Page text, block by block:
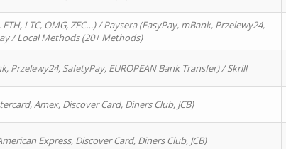
LTC, OMG, ZEC…) / Paysera (EasyPay, mBank, Przelewy24,
/ Local Methods (20+ Methods)
SafetyPay, EUROPEAN Bank Transfer) / Skrill
Amex, Discover Card, Diners Club, JCB)
Express, Discover Card, Diners Club, JCB)